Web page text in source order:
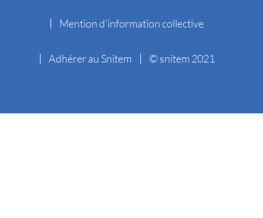
Mention d’information collective
Adhérer au Snitem © snitem 2021